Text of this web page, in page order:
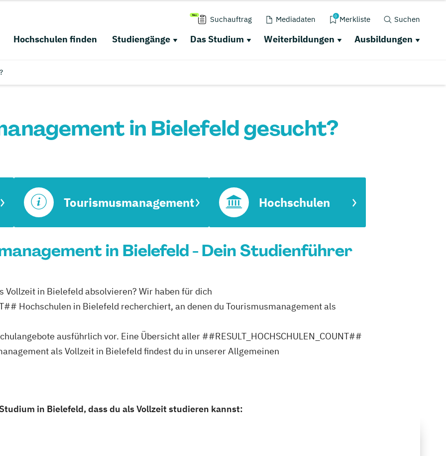
Suchauftrag Mediadaten 0 Merkliste Suchen
Hochschulen finden Studiengänge Das Studium Weiterbildungen Ausbildungen
in Bielefeld gesucht?
Tourismusmanagement Hochschulen
in Bielefeld - Dein Studienführer
Vollzeit in Bielefeld absolvieren? Wir haben für dich
Hochschulen in Bielefeld recherchiert, an denen du Tourismusmanagement als
ausführlich vor. Eine Übersicht aller ##RESULT_HOCHSCHULEN_COUNT##
als Vollzeit in Bielefeld findest du in unserer Allgemeinen
in Bielefeld, dass du als Vollzeit studieren kannst: